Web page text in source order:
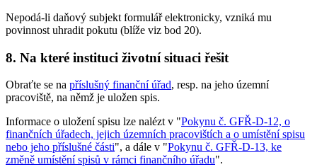
Nepodá-li daňový subjekt formulář elektronicky, vzniká mu
povinnost uhradit pokutu (blíže viz bod 20).
8. Na které instituci životní situaci řešit
Obraťte se na příslušný finanční úřad, resp. na jeho územní
pracoviště, na němž je uložen spis.
Informace o uložení spisu lze nalézt v "Pokynu č. GFŘ-D-12, o
finančních úřadech, jejich územních pracovištích a o umístění spisu
nebo jeho příslušné části", a dále v "Pokynu č. GFŘ-D-13, ke
změně umístění spisů v rámci finančního úřadu".